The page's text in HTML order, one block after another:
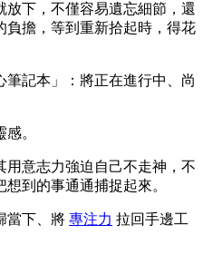
下，不僅容易遺忘細節，還
負擔，等到重新拾起時，得花
記本」：將正在進行中、尚
。
用意志力強迫自己不走神，不
想到的事通通捕捉起來。
當下、將 專注力 拉回手邊工